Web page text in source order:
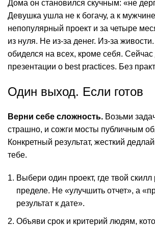
Дома он становился скучным: «не
Девушка ушла не к богачу, а к
непопулярный проект и за четыре
из нуля. Не из-за денег. Из-за
обиделся на всех, кроме себя. Сейчас
презентации о best practices. Без
Один выход. Если готов
Верни себе сложность. Возьми
страшно, и сожги мосты публичным
Конкретный результат, жесткий
тебе.
Выбери один проект, где твой скилл
пределе. Не «улучшить отчет», а
результат к дате».
Объяви срок и критерий людям,